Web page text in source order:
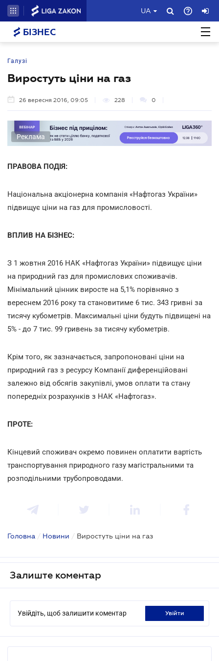
UA
БІЗНЕС
Галузі
Виростуть ціни на газ
26 вересня 2016, 09:05 228 0
Реклама
ПРАВОВА ПОДІЯ:
Національна акціонерна компанія «Нафтогаз України»
підвищує ціни на газ для промисловості.
ВПЛИВ НА БІЗНЕС:
З 1 жовтня 2016 НАК «Нафтогаз України» підвищує ціни
на природний газ для промислових споживачів.
Мінімальний цінник виросте на 5,1% порівняно з
вереснем 2016 року та становитиме 6 тис. 343 гривні за
тисячу кубометрів. Максимальні ціни будуть підвищені на
5% - до 7 тис. 99 гривень за тисячу кубометрів.
Крім того, як зазначається, запропоновані ціни на
природний газ з ресурсу Компанії диференційовані
залежно від обсягів закупівлі, умов оплати та стану
попередніх розрахунків з НАК «Нафтогаз».
ПРОТЕ:
Кінцевий споживач окремо повинен оплатити вартість
транспортування природного газу магістральними та
розподільними трубопроводами.
Головна / Новини / Виростуть ціни на газ
Залиште коментар
Увійдіть, щоб залишити коментар увійти